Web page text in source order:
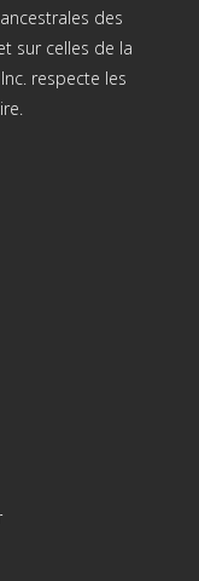
des
sur celles de la
respecte les